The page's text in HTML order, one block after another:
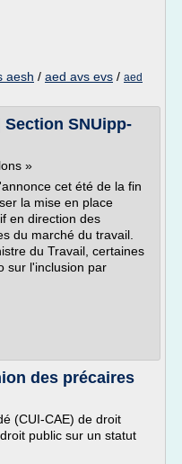
aesh / aed avs evs / aed
Section SNUipp-
»
cet été de la fin
la mise en place
en direction des
du marché du travail.
du Travail, certaines
sur l'inclusion par
des précaires
(CUI-CAE) de droit
public sur un statut